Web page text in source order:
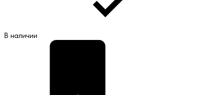
В наличии